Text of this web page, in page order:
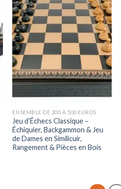
ENSEMBLE DE 200 À 500 EUROS
Jeu d’Échecs Classique –
Échiquier, Backgammon & Jeu
de Dames en Similicuir,
Rangement & Pièces en Bois